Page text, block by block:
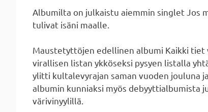
Albumilta on julkaistu aiemmin singlet Jos
tulivat isäni maalle.
Maustetyttöjen edellinen albumi Kaikki tiet
virallisen listan ykköseksi pysyen listalla
ylitti kultalevyrajan saman vuoden jouluna
albumin kunniaksi myös debyyttialbumista
värivinyylillä.